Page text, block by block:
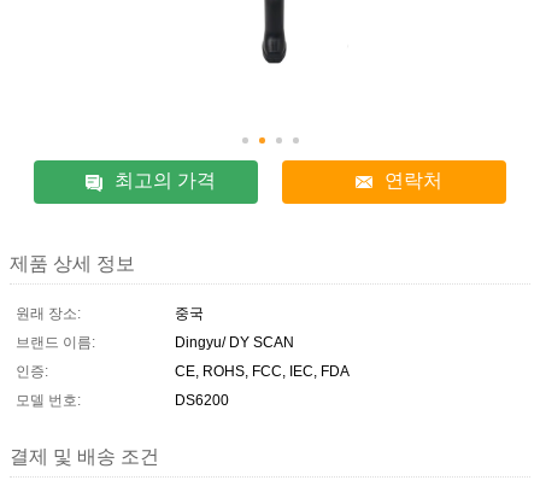
최고의 가격 연락처
제품 상세 정보
원래 장소:
중국
브랜드 이름:
Dingyu/ DY SCAN
인증:
CE, ROHS, FCC, IEC, FDA
모델 번호:
DS6200
결제 및 배송 조건